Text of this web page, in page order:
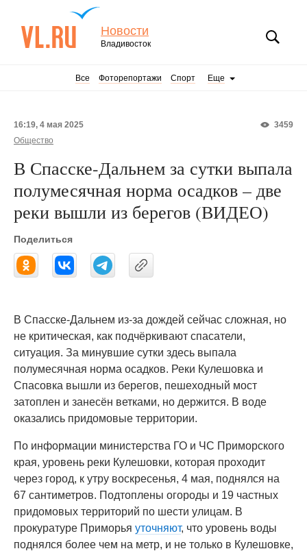
Новости
Владивосток
Все Фоторепортажи Спорт Еще
3459
16:19, 4 мая 2025
Общество
В Спасске-Дальнем за сутки выпала
полумесячная норма осадков – две
реки вышли из берегов (ВИДЕО)
Поделиться
В Спасске-Дальнем из-за дождей сейчас сложная, но
не критическая, как подчёркивают спасатели,
ситуация. За минувшие сутки здесь выпала
полумесячная норма осадков. Реки Кулешовка и
Спасовка вышли из берегов, пешеходный мост
затоплен и занесён ветками, но держится. В воде
оказались придомовые территории.
По информации министерства ГО и ЧС Приморского
края, уровень реки Кулешовки, которая проходит
через город, к утру воскресенья, 4 мая, поднялся на
67 сантиметров. Подтоплены огороды и 19 частных
придомовых территорий по шести улицам. В
прокуратуре Приморья уточняют, что уровень воды
поднялся более чем на метр, и не только в Кулешовке,